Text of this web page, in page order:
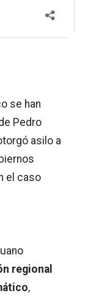
se han
Pedro
asilo a
el caso
regional
,